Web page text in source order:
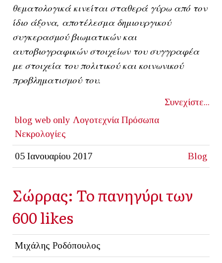
θεματολογικά κινείται σταθερά γύρω από τον
ίδιο άξονα, αποτέλεσμα δημιουργικού
συγκερασμού βιωματικών και
αυτοβιογραφικών στοιχείων του συγγραφέα
με στοιχεία του πολιτικού και κοινωνικού
προβληματισμού του.
Συνεχίστε...
blog web only Λογοτεχνία Πρόσωπα
Νεκρολογίες
05 Ιανουαρίου 2017 Blog
Σώρρας: Το πανηγύρι των
600 likes
Μιχάλης Ροδόπουλος